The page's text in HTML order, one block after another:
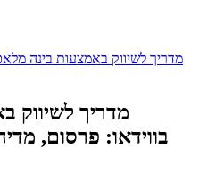
מדריך לשיווק באמצעות בינה
מדריך לשיווק
בווידאו: פרסום,